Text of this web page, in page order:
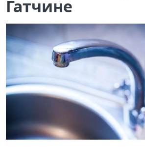
Гатчине